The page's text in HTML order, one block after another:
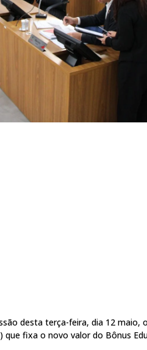
desta terça-feira, dia 12 maio,
fixa o novo valor do Bônus